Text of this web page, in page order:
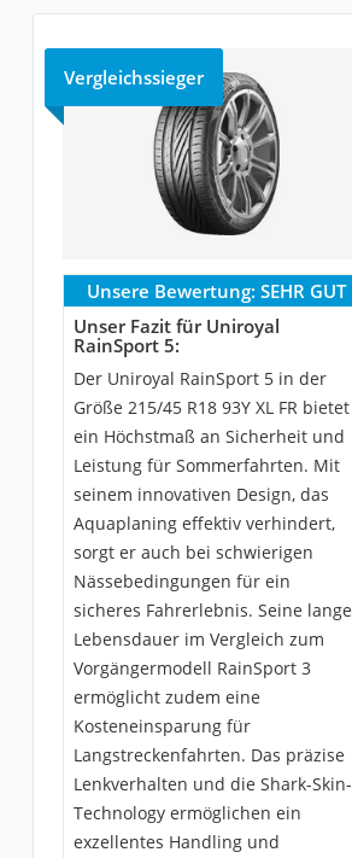
Vergleichssieger
Unsere Bewertung: SEHR GUT
Unser Fazit für Uniroyal
RainSport 5:
Der Uniroyal RainSport 5 in der
Größe 215/45 R18 93Y XL FR bietet
ein Höchstmaß an Sicherheit und
Leistung für Sommerfahrten. Mit
seinem innovativen Design, das
Aquaplaning effektiv verhindert,
sorgt er auch bei schwierigen
Nässebedingungen für ein
sicheres Fahrerlebnis. Seine lange
Lebensdauer im Vergleich zum
Vorgängermodell RainSport 3
ermöglicht zudem eine
Kosteneinsparung für
Langstreckenfahrten. Das präzise
Lenkverhalten und die Shark-Skin-
Technology ermöglichen ein
exzellentes Handling und